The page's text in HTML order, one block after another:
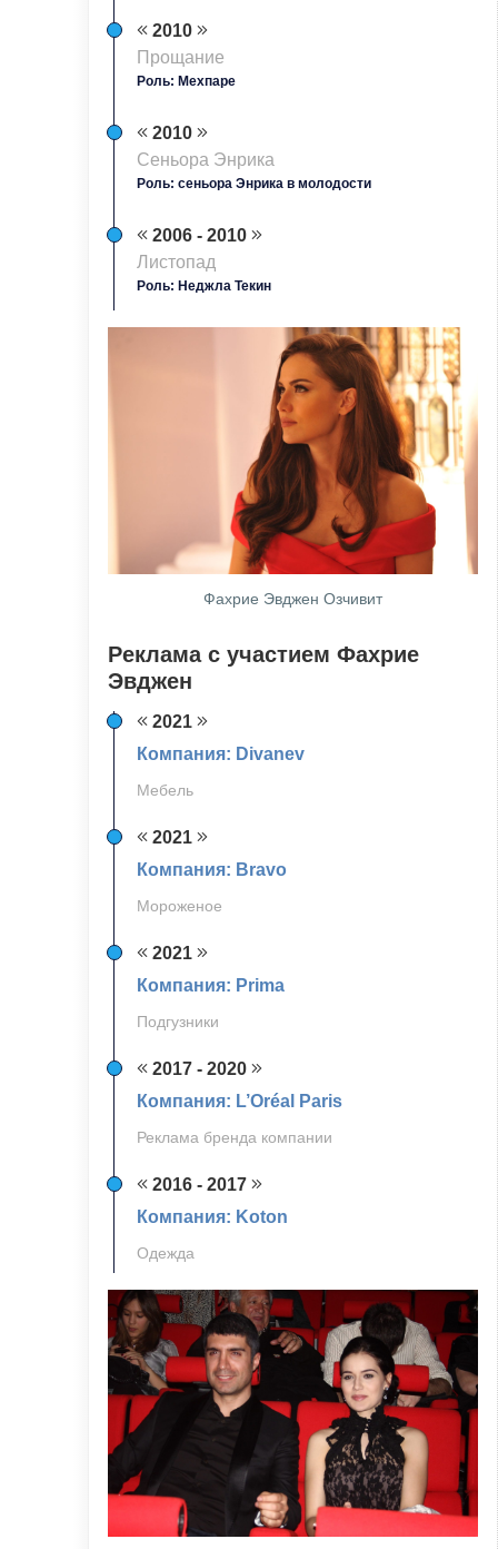
2010
Прощание
Роль: Мехпаре
2010
Сеньора Энрика
Роль: сеньора Энрика в молодости
2006 - 2010
Листопад
Роль: Неджла Текин
Фахрие Эвджен Озчивит
Реклама с участием Фахрие
Эвджен
2021
Компания: Divanev
Мебель
2021
Компания: Bravo
Мороженое
2021
Компания: Prima
Подгузники
2017 - 2020
Компания: L’Oréal Paris
Реклама бренда компании
2016 - 2017
Компания: Koton
Одежда